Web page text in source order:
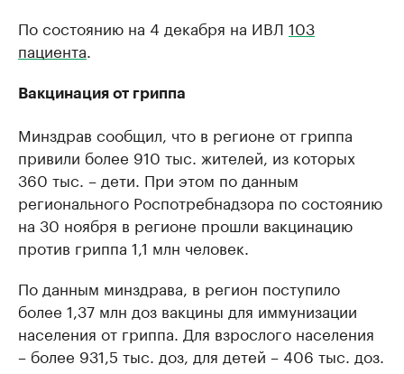
По состоянию на 4 декабря на ИВЛ 103
пациента.
Вакцинация от гриппа
Минздрав сообщил, что в регионе от гриппа
привили более 910 тыс. жителей, из которых
360 тыс. – дети. При этом по данным
регионального Роспотребнадзора по состоянию
на 30 ноября в регионе прошли вакцинацию
против гриппа 1,1 млн человек.
По данным минздрава, в регион поступило
более 1,37 млн доз вакцины для иммунизации
населения от гриппа. Для взрослого населения
– более 931,5 тыс. доз, для детей – 406 тыс. доз.